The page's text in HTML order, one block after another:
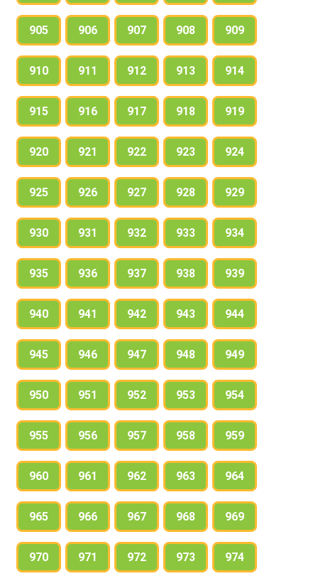
905 906 907 908 909
910 911 912 913 914
915 916 917 918 919
920 921 922 923 924
925 926 927 928 929
930 931 932 933 934
935 936 937 938 939
940 941 942 943 944
945 946 947 948 949
950 951 952 953 954
955 956 957 958 959
960 961 962 963 964
965 966 967 968 969
970 971 972 973 974